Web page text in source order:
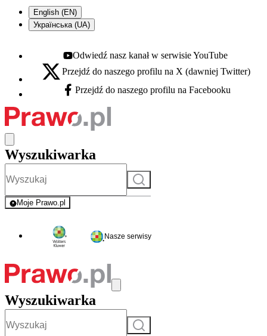
English (EN)
Українська (UA)
Youtube - otwiera się w nowej karcie
Odwiedź nasz kanał w serwisie YouTube
X - otwiera się w nowej karcie
Przejdź do naszego profilu na X (dawniej Twitter)
Facebook - otwiera się w nowej karcie
Przejdź do naszego profilu na Facebooku
Wyszukiwarka
Szukaj
Moje Prawo.pl
- rejestracja i logowanie do serwisu
Nasze serwisy
Wyszukiwarka
Szukaj